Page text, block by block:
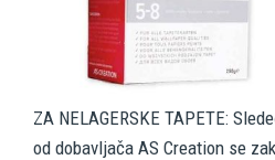
ZA NELAGERSKE TAPETE:
od dobavljača AS Creation se